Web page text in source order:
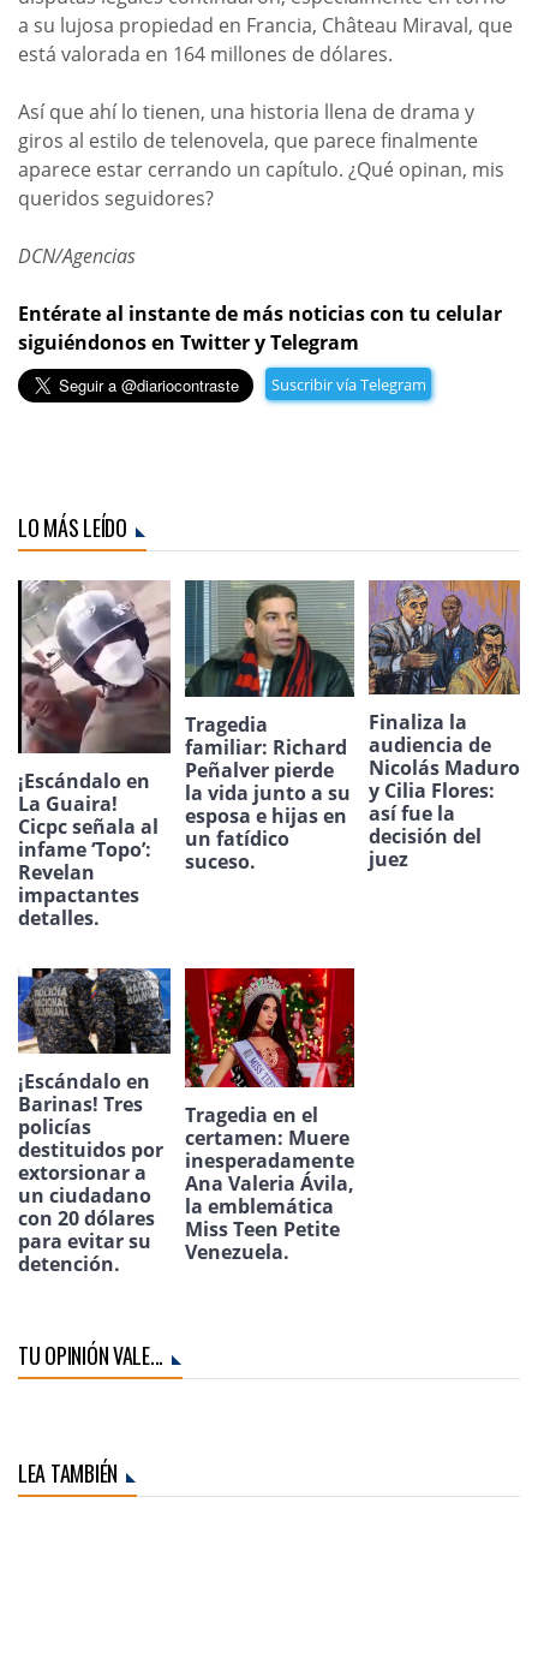
a su lujosa propiedad en Francia, Château Miraval, que
está valorada en 164 millones de dólares.
Así que ahí lo tienen, una historia llena de drama y
giros al estilo de telenovela, que parece finalmente
aparece estar cerrando un capítulo. ¿Qué opinan, mis
queridos seguidores?
DCN/Agencias
Entérate al instante de más noticias con tu celular
siguiéndonos en Twitter y Telegram
Suscribir vía Telegram
LO MÁS LEÍDO
¡Escándalo en
La Guaira!
Cicpc señala al
infame ‘Topo’:
Revelan
impactantes
detalles.
Tragedia
familiar: Richard
Peñalver pierde
la vida junto a su
esposa e hijas en
un fatídico
suceso.
Finaliza la
audiencia de
Nicolás Maduro
y Cilia Flores:
así fue la
decisión del
juez
¡Escándalo en
Barinas! Tres
policías
destituidos por
extorsionar a
un ciudadano
con 20 dólares
para evitar su
detención.
Tragedia en el
certamen: Muere
inesperadamente
Ana Valeria Ávila,
la emblemática
Miss Teen Petite
Venezuela.
TU OPINIÓN VALE...
LEA TAMBIÉN